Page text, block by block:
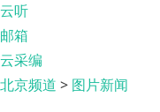
云听
邮箱
云采编
北京频道 > 图片新闻